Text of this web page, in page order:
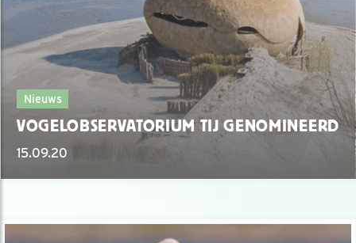
Nieuws
VOGELOBSERVATORIUM TIJ GENOMINEERD
15.09.20